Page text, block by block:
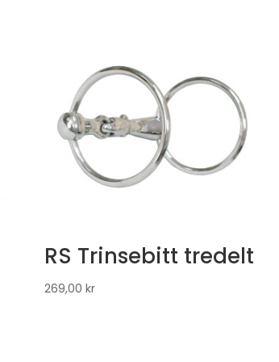
RS Trinsebitt tredelt
269,00kr